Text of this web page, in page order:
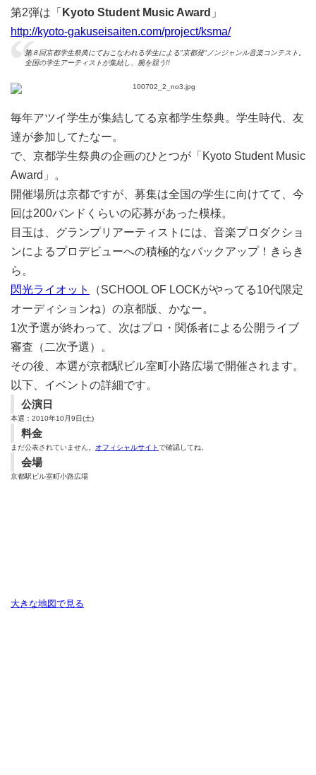
第2弾は「 Kyoto Student Music Award 」
http://kyoto-gakuseisaiten.com/project/ksma/
第８回京都学生祭典にておこなわれる学生による"京都発"ノンジャンル音楽コンテスト。
全国の学生アーティストが集結し、腕を競う!!
毎年アツイ学生が集結してる京都学生祭典。学生時代、友
達が参加してたなー。
で、京都学生祭典の企画のひとつが「Kyoto Student Music
Award」。
開催場所は京都ですが、募集は全国の学生に向けてて、今
回は200バンドくらいの応募があった模様。
目玉は、グランプリアーティストには、音楽プロダクショ
ンによるプロデビューへの積極的なバックアップ！きらき
ら。
閃光ライオット
（SCHOOL OF LOCKがやってる10代限定
オーディションね）の京都版、かなー。
1次予選が終わって、次はプロ・関係者による公開ライブ
審査（二次予選）。
その後、本選が京都駅ビル室町小路広場で開催されます。
以下、イベントの詳細です。
公演日
本選：2010年10月9日(土)
料金
まだ公表されていません。 オフィシャルサイトで確認してね。
会場
京都駅ビル室町小路広場
大きな地図で見る